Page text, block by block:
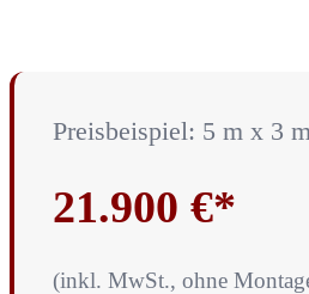
Preisbeispiel: 5 m x 3
21.900 €*
(inkl. MwSt., ohne